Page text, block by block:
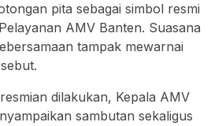
pita sebagai simbol resmi
AMV Banten. Suasana
tampak mewarnai
dilakukan, Kepala AMV
sambutan sekaligus